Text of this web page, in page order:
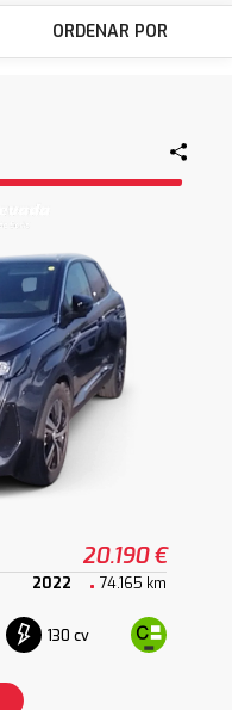
ORDENAR POR
20.190 €
2022 74.165 km
130 cv